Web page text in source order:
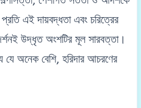
এই দায়বদ্ধতা এবং চরিত্রের
উদ্ধৃত অংশটির মূল সারবত্তা।
যে অনেক বেশি, হরিদার আচরণের